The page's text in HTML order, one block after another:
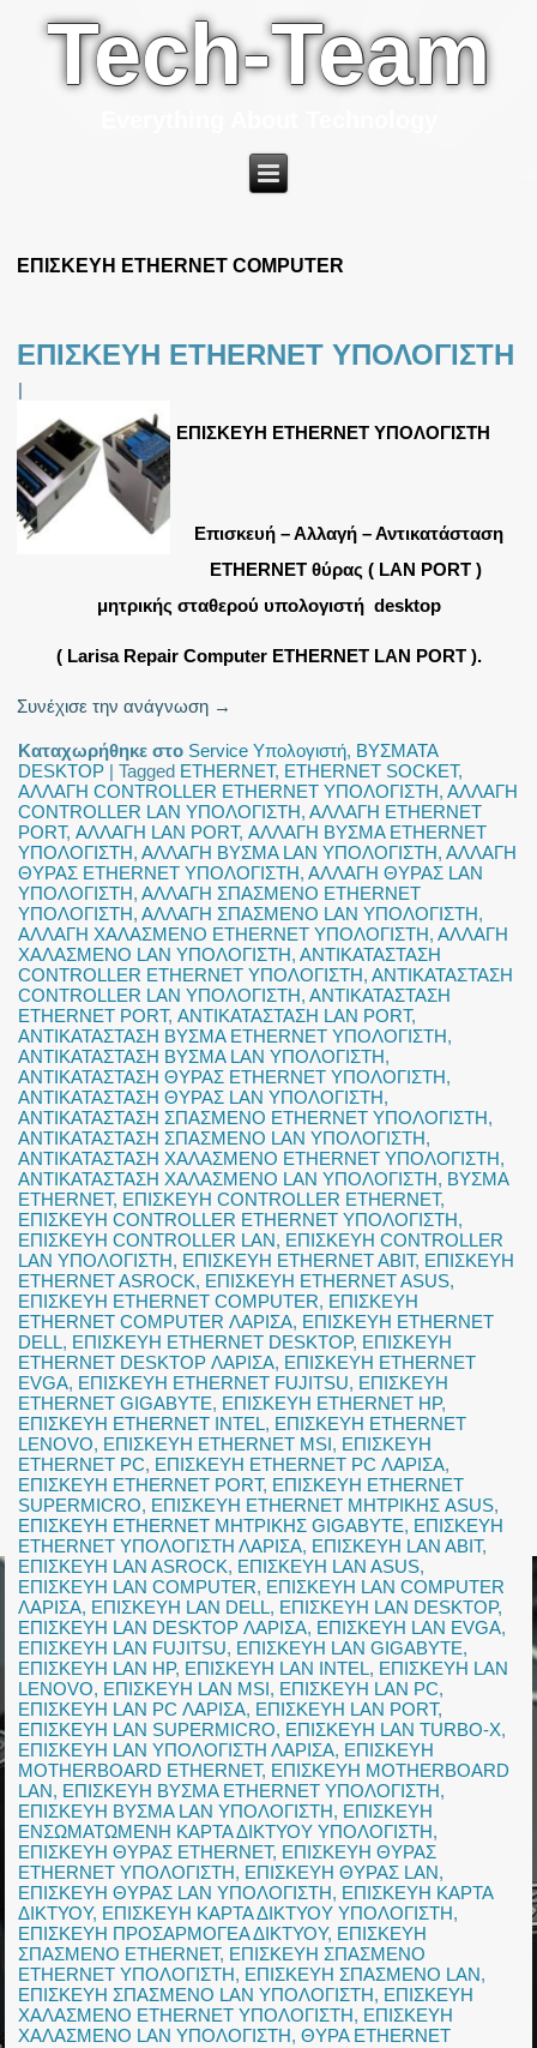
Tech-Team
ΕΠΙΣΚΕΥΗ ETHERNET COMPUTER
ΕΠΙΣΚΕΥΗ ETHERNET ΥΠΟΛΟΓΙΣΤΗ
|
ΕΠΙΣΚΕΥΗ ETHERNET ΥΠΟΛΟΓΙΣΤΗ
Επισκευή – Αλλαγή – Αντικατάσταση
ETHERNET θύρας ( LAN PORT )
μητρικής σταθερού υπολογιστή desktop
( Larisa Repair Computer ETHERNET LAN PORT ).
Συνέχισε την ανάγνωση →
Καταχωρήθηκε στο Service Υπολογιστή, ΒΥΣΜΑΤΑ
DESKTOP |Tagged ETHERNET, ETHERNET SOCKET,
ΑΛΛΑΓΗ CONTROLLER ETHERNET ΥΠΟΛΟΓΙΣΤΗ,ΑΛΛΑΓΗ
CONTROLLER LAN ΥΠΟΛΟΓΙΣΤΗ,ΑΛΛΑΓΗ ETHERNET
PORT,ΑΛΛΑΓΗ LAN PORT,ΑΛΛΑΓΗ ΒΥΣΜΑ ETHERNET
ΥΠΟΛΟΓΙΣΤΗ,ΑΛΛΑΓΗ ΒΥΣΜΑ LAN ΥΠΟΛΟΓΙΣΤΗ,ΑΛΛΑΓΗ
ΘΥΡΑΣ ETHERNET ΥΠΟΛΟΓΙΣΤΗ,ΑΛΛΑΓΗ ΘΥΡΑΣ LAN
ΥΠΟΛΟΓΙΣΤΗ,ΑΛΛΑΓΗ ΣΠΑΣΜΕΝΟ ETHERNET
ΥΠΟΛΟΓΙΣΤΗ,ΑΛΛΑΓΗ ΣΠΑΣΜΕΝΟ LAN ΥΠΟΛΟΓΙΣΤΗ,
ΑΛΛΑΓΗ ΧΑΛΑΣΜΕΝΟ ETHERNET ΥΠΟΛΟΓΙΣΤΗ,ΑΛΛΑΓΗ
ΧΑΛΑΣΜΕΝΟ LAN ΥΠΟΛΟΓΙΣΤΗ,ΑΝΤΙΚΑΤΑΣΤΑΣΗ
CONTROLLER ETHERNET ΥΠΟΛΟΓΙΣΤΗ,ΑΝΤΙΚΑΤΑΣΤΑΣΗ
CONTROLLER LAN ΥΠΟΛΟΓΙΣΤΗ,ΑΝΤΙΚΑΤΑΣΤΑΣΗ
ETHERNET PORT,ΑΝΤΙΚΑΤΑΣΤΑΣΗ LAN PORT,
ΑΝΤΙΚΑΤΑΣΤΑΣΗ ΒΥΣΜΑ ETHERNET ΥΠΟΛΟΓΙΣΤΗ,
ΑΝΤΙΚΑΤΑΣΤΑΣΗ ΒΥΣΜΑ LAN ΥΠΟΛΟΓΙΣΤΗ,
ΑΝΤΙΚΑΤΑΣΤΑΣΗ ΘΥΡΑΣ ETHERNET ΥΠΟΛΟΓΙΣΤΗ,
ΑΝΤΙΚΑΤΑΣΤΑΣΗ ΘΥΡΑΣ LAN ΥΠΟΛΟΓΙΣΤΗ,
ΑΝΤΙΚΑΤΑΣΤΑΣΗ ΣΠΑΣΜΕΝΟ ETHERNET ΥΠΟΛΟΓΙΣΤΗ,
ΑΝΤΙΚΑΤΑΣΤΑΣΗ ΣΠΑΣΜΕΝΟ LAN ΥΠΟΛΟΓΙΣΤΗ,
ΑΝΤΙΚΑΤΑΣΤΑΣΗ ΧΑΛΑΣΜΕΝΟ ETHERNET ΥΠΟΛΟΓΙΣΤΗ,
ΑΝΤΙΚΑΤΑΣΤΑΣΗ ΧΑΛΑΣΜΕΝΟ LAN ΥΠΟΛΟΓΙΣΤΗ, ΒΥΣΜΑ
ETHERNET, ΕΠΙΣΚΕΥΗ CONTROLLER ETHERNET,
ΕΠΙΣΚΕΥΗ CONTROLLER ETHERNET ΥΠΟΛΟΓΙΣΤΗ,
ΕΠΙΣΚΕΥΗ CONTROLLER LAN, ΕΠΙΣΚΕΥΗ CONTROLLER
LAN ΥΠΟΛΟΓΙΣΤΗ, ΕΠΙΣΚΕΥΗ ETHERNET ABIT, ΕΠΙΣΚΕΥΗ
ETHERNET ASROCK, ΕΠΙΣΚΕΥΗ ETHERNET ASUS,
ΕΠΙΣΚΕΥΗ ETHERNET COMPUTER, ΕΠΙΣΚΕΥΗ
ETHERNET COMPUTER ΛΑΡΙΣΑ, ΕΠΙΣΚΕΥΗ ETHERNET
DELL, ΕΠΙΣΚΕΥΗ ETHERNET DESKTOP, ΕΠΙΣΚΕΥΗ
ETHERNET DESKTOP ΛΑΡΙΣΑ, ΕΠΙΣΚΕΥΗ ETHERNET
EVGA, ΕΠΙΣΚΕΥΗ ETHERNET FUJITSU, ΕΠΙΣΚΕΥΗ
ETHERNET GIGABYTE, ΕΠΙΣΚΕΥΗ ETHERNET HP,
ΕΠΙΣΚΕΥΗ ETHERNET INTEL, ΕΠΙΣΚΕΥΗ ETHERNET
LENOVO, ΕΠΙΣΚΕΥΗ ETHERNET MSI, ΕΠΙΣΚΕΥΗ
ETHERNET PC, ΕΠΙΣΚΕΥΗ ETHERNET PC ΛΑΡΙΣΑ,
ΕΠΙΣΚΕΥΗ ETHERNET PORT, ΕΠΙΣΚΕΥΗ ETHERNET
SUPERMICRO, ΕΠΙΣΚΕΥΗ ETHERNET ΜΗΤΡΙΚΗΣ ASUS,
ΕΠΙΣΚΕΥΗ ETHERNET ΜΗΤΡΙΚΗΣ GIGABYTE, ΕΠΙΣΚΕΥΗ
ETHERNET ΥΠΟΛΟΓΙΣΤΗ ΛΑΡΙΣΑ, ΕΠΙΣΚΕΥΗ LAN ABIT,
ΕΠΙΣΚΕΥΗ LAN ASROCK, ΕΠΙΣΚΕΥΗ LAN ASUS,
ΕΠΙΣΚΕΥΗ LAN COMPUTER, ΕΠΙΣΚΕΥΗ LAN COMPUTER
ΛΑΡΙΣΑ, ΕΠΙΣΚΕΥΗ LAN DELL, ΕΠΙΣΚΕΥΗ LAN DESKTOP,
ΕΠΙΣΚΕΥΗ LAN DESKTOP ΛΑΡΙΣΑ, ΕΠΙΣΚΕΥΗ LAN EVGA,
ΕΠΙΣΚΕΥΗ LAN FUJITSU, ΕΠΙΣΚΕΥΗ LAN GIGABYTE,
ΕΠΙΣΚΕΥΗ LAN HP, ΕΠΙΣΚΕΥΗ LAN INTEL, ΕΠΙΣΚΕΥΗ LAN
LENOVO, ΕΠΙΣΚΕΥΗ LAN MSI, ΕΠΙΣΚΕΥΗ LAN PC,
ΕΠΙΣΚΕΥΗ LAN PC ΛΑΡΙΣΑ, ΕΠΙΣΚΕΥΗ LAN PORT,
ΕΠΙΣΚΕΥΗ LAN SUPERMICRO, ΕΠΙΣΚΕΥΗ LAN TURBO-X,
ΕΠΙΣΚΕΥΗ LAN ΥΠΟΛΟΓΙΣΤΗ ΛΑΡΙΣΑ, ΕΠΙΣΚΕΥΗ
MOTHERBOARD ETHERNET, ΕΠΙΣΚΕΥΗ MOTHERBOARD
LAN, ΕΠΙΣΚΕΥΗ ΒΥΣΜΑ ETHERNET ΥΠΟΛΟΓΙΣΤΗ,
ΕΠΙΣΚΕΥΗ ΒΥΣΜΑ LAN ΥΠΟΛΟΓΙΣΤΗ, ΕΠΙΣΚΕΥΗ
ΕΝΣΩΜΑΤΩΜΕΝΗ ΚΑΡΤΑ ΔΙΚΤΥΟΥ ΥΠΟΛΟΓΙΣΤΗ,
ΕΠΙΣΚΕΥΗ ΘΥΡΑΣ ETHERNET, ΕΠΙΣΚΕΥΗ ΘΥΡΑΣ
ETHERNET ΥΠΟΛΟΓΙΣΤΗ, ΕΠΙΣΚΕΥΗ ΘΥΡΑΣ LAN,
ΕΠΙΣΚΕΥΗ ΘΥΡΑΣ LAN ΥΠΟΛΟΓΙΣΤΗ, ΕΠΙΣΚΕΥΗ ΚΑΡΤΑ
ΔΙΚΤΥΟΥ, ΕΠΙΣΚΕΥΗ ΚΑΡΤΑ ΔΙΚΤΥΟΥ ΥΠΟΛΟΓΙΣΤΗ,
ΕΠΙΣΚΕΥΗ ΠΡΟΣΑΡΜΟΓΕΑ ΔΙΚΤΥΟΥ, ΕΠΙΣΚΕΥΗ
ΣΠΑΣΜΕΝΟ ETHERNET, ΕΠΙΣΚΕΥΗ ΣΠΑΣΜΕΝΟ
ETHERNET ΥΠΟΛΟΓΙΣΤΗ, ΕΠΙΣΚΕΥΗ ΣΠΑΣΜΕΝΟ LAN,
ΕΠΙΣΚΕΥΗ ΣΠΑΣΜΕΝΟ LAN ΥΠΟΛΟΓΙΣΤΗ, ΕΠΙΣΚΕΥΗ
ΧΑΛΑΣΜΕΝΟ ETHERNET ΥΠΟΛΟΓΙΣΤΗ, ΕΠΙΣΚΕΥΗ
ΧΑΛΑΣΜΕΝΟ LAN ΥΠΟΛΟΓΙΣΤΗ,ΘΥΡΑ ETHERNET